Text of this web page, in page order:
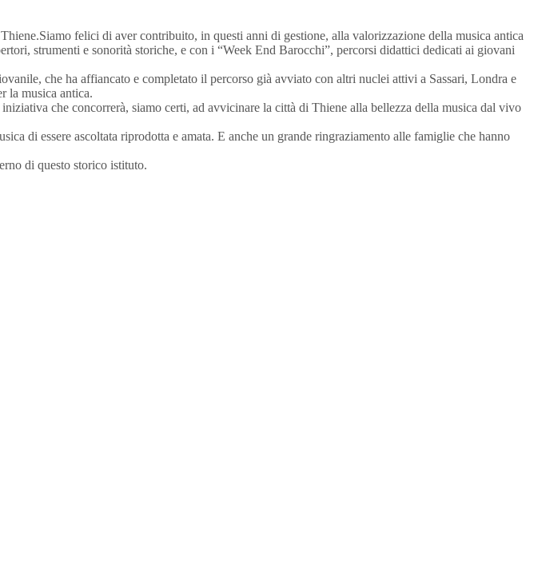
felici di aver contribuito, in questi anni di gestione, alla valorizzazione della musica antica
strumenti e sonorità storiche, e con i “Week End Barocchi”, percorsi didattici dedicati ai giovani
che ha affiancato e completato il percorso già avviato con altri nuclei attivi a Sassari, Londra e
la musica antica.
che concorrerà, siamo certi, ad avvicinare la città di Thiene alla bellezza della musica dal vivo
di essere ascoltata riprodotta e amata. E anche un grande ringraziamento alle famiglie che hanno
di questo storico istituto.